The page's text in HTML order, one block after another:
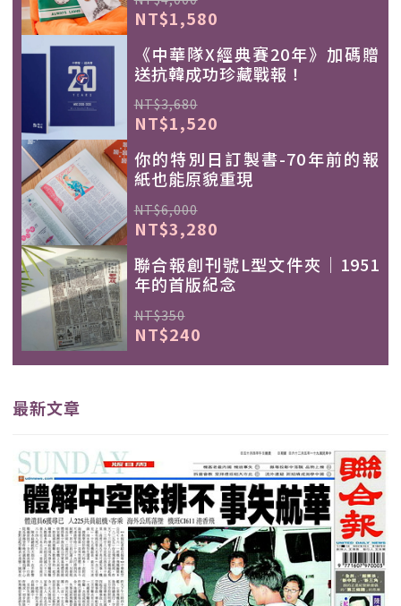
NT$1,580
《中華隊X經典賽20年》加碼贈
送抗韓成功珍藏戰報！
NT$3,680
NT$1,520
你的特別日訂製書-70年前的報
紙也能原貌重現
NT$6,000
NT$3,280
聯合報創刊號L型文件夾｜1951
年的首版紀念
NT$350
NT$240
最新文章